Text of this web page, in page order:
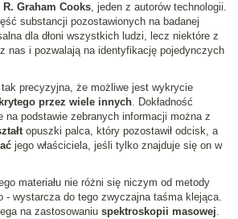
R. Graham Cooks, jeden z autorów technologii.
substancji pozostawionych na badanej
dla dłoni wszystkich ludzi, lecz niektóre z
nas i pozwalają na identyfikację pojedynczych
precyzyjna, że możliwe jest wykrycie
przez wiele innych. Dokładność
podstawie zebranych informacji można z
opuszki palca, który pozostawił odcisk, a
jego właściciela, jeśli tylko znajduje się on w
materiału nie różni się niczym od metody
- wystarcza do tego zwyczajna taśma klejąca.
na zastosowaniu spektroskopii masowej.